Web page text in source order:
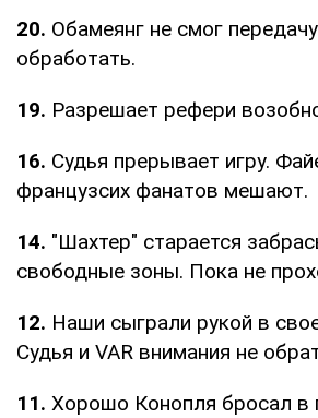
20. Обамеянг не смог
обработать.
19. Разрешает рефери
16. Судья прерывает игру.
французсих фанатов мешают.
14. "Шахтер" старается
свободные зоны. Пока не
12. Наши сыграли рукой в
Судья и VAR внимания не
11. Хорошо Конопля бросал в